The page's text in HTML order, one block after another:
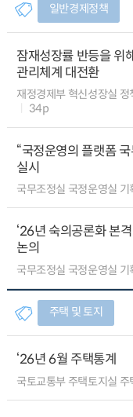
일반경제정책
잠재성장률 반등을 위
관리체계 대전환
재정경제부 혁신성장실
34p
“국정운영의 플랫폼
실시
국무조정실 국정운영실
‘26년 숙의공론화 본
논의
국무조정실 국정운영실
주택 및 토지
‘26년 6월 주택통계
국토교통부 주택토지실